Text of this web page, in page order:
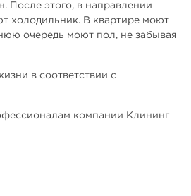
После этого, в направлении
холодильник. В квартире моют
очередь моют пол, не забывая
в соответствии с
компании Клининг